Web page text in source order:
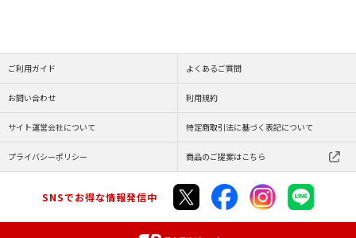
ご利用ガイド よくあるご質問
お問い合わせ 利用規約
サイト運営会社について 特定商取引法に基づく表記について
プライバシーポリシー 商品のご提案はこちら
SNSでお得な情報発信中